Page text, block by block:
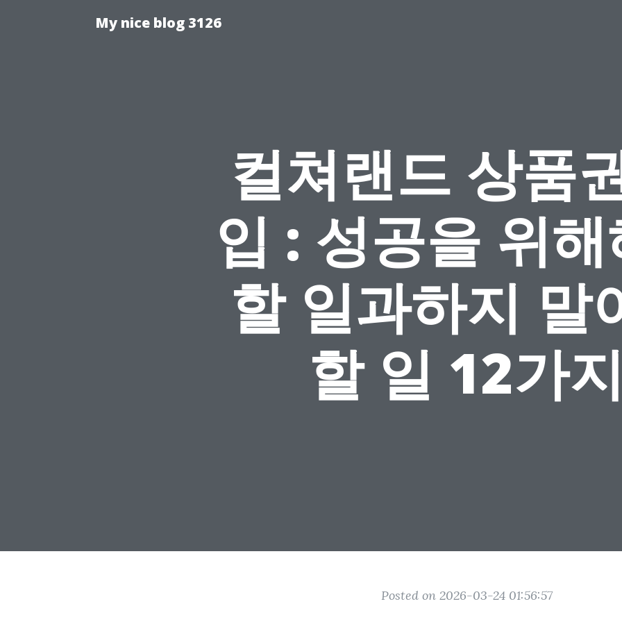
My nice blog 3126
컬쳐랜드 상품
입 : 성공을 위
할 일과하지 말
할 일 12가
Posted on 2026-03-24 01:56:57